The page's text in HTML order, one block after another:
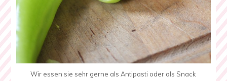
Wir essen sie sehr gerne als Antipasti oder als Snack